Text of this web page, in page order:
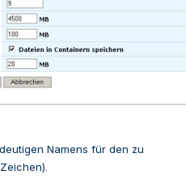
Namens für den zu